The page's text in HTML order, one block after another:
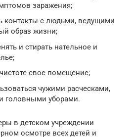
заражения;
контакты с людьми, ведущими
образ жизни;
и стирать нательное и
свое помещение;
чужими расческами,
головными уборами.
в детском учреждении
осмотре всех детей и